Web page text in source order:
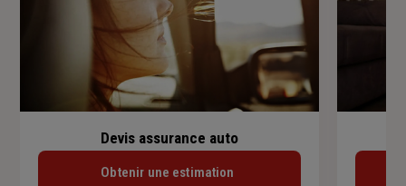
Devis assurance auto
Obtenir une estimation